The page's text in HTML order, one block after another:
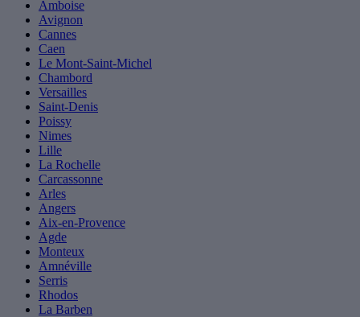
Amboise
Avignon
Cannes
Caen
Le Mont-Saint-Michel
Chambord
Versailles
Saint-Denis
Poissy
Nimes
Lille
La Rochelle
Carcassonne
Arles
Angers
Aix-en-Provence
Agde
Monteux
Amnéville
Serris
Rhodos
La Barben